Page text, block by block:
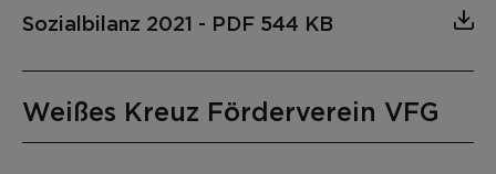
Sozialbilanz 2021 - PDF 544 KB
Weißes Kreuz Förderverein VFG